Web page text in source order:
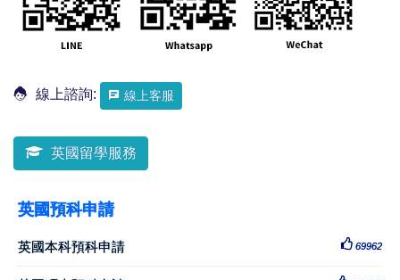
線上諮詢: 線上客服
英國留學服務
英國預科申請
英國本科預科申請 69962